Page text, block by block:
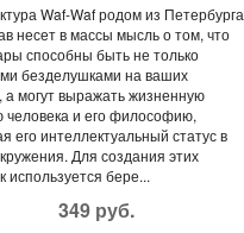
Waf-Waf родом из Петербурга
несет в массы мысль о том, что
способны быть не только
безделушками на ваших
а могут выражать жизненную
человека и его философию,
его интеллектуальный статус в
Для создания этих
используется бере...
349 руб.